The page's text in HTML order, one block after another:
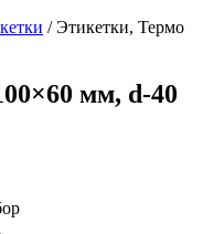
/ Этикетки, Термо
мм, d-40